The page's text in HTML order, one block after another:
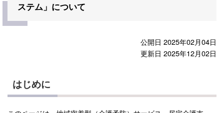
ステム」について
公開日 2025年02月04日
更新日 2025年12月02日
はじめに